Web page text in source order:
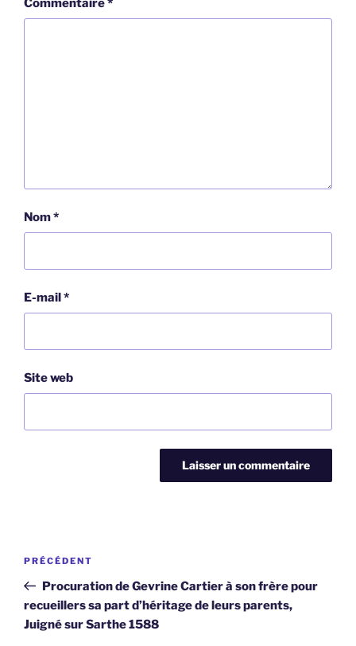
Commentaire*
Nom*
E-mail*
Site web
Navigation
l’article
Article
précédent
PRÉCÉDENT
Procuration de Gevrine Cartier à son frère pour
recueillers sa part d’héritage de leurs parents,
Juigné sur Sarthe 1588